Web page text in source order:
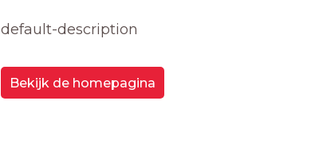
default-description
Bekijk de homepagina